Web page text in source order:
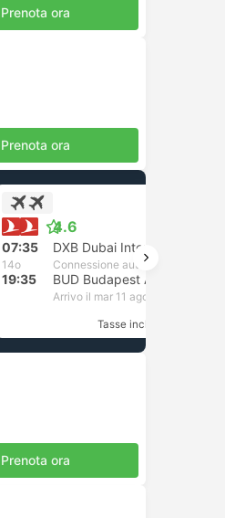
Prenota ora
Prenota ora
4.6
07:35
14o Connessione automatica
19:35 BUD Budapest Aeroporto
Arrivo il mar 11 ago
Tasse incluse
Prenota ora